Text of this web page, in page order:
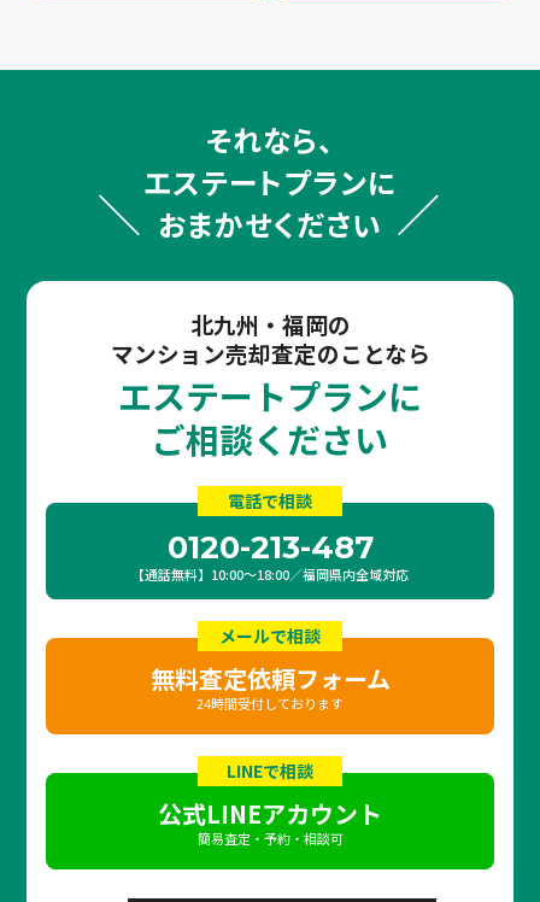
それなら、
エステートプランに
おまかせください
北九州・福岡の
マンション売却査定のことなら
エステートプランに
ご相談ください
電話で相談
0120-213-487
【通話無料】10:00〜18:00／福岡県内全域対応
メールで相談
無料査定依頼フォーム
24時間受付しております
LINEで相談
公式LINEアカウント
簡易査定・予約・相談可